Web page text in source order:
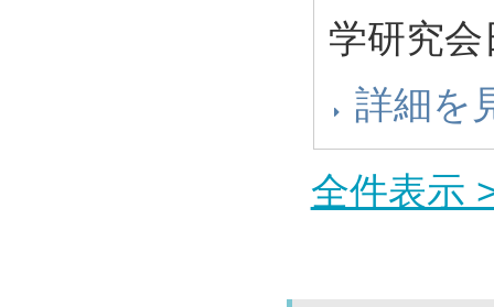
学研究
詳細を
全件表示